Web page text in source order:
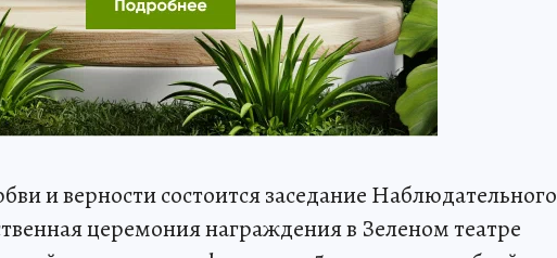
и верности состоится заседание Наблюдательного
церемония награждения в Зеленом театре